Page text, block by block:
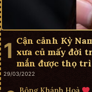
Cận cảnh Kỳ
xưa củ mấy đời
mắn được thọ trì
29/03/2022